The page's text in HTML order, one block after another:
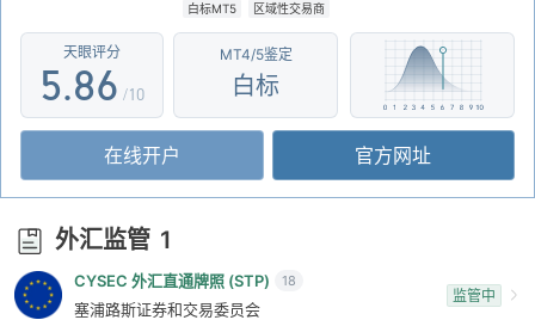
白标MT5
区域性交易商
天眼评分
4
5
6
7
8
9
.
7
8
9
5
6
7
8
9
/10
MT4/5鉴定
白标
在线开户 官方网址
外汇监管 1
CYSEC 外汇直通牌照 (STP) 18
塞浦路斯证券和交易委员会
监管中